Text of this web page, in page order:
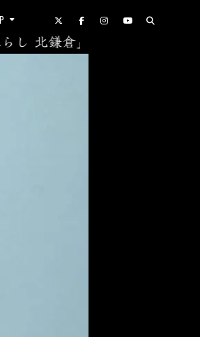
北鎌倉」 – Gallery